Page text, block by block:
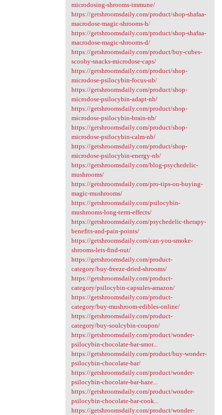
microdosing-shrooms-immune/
https://getshroomsdaily.com/product/shop-shafaa-
macrodose-magic-shrooms-h/
https://getshroomsdaily.com/product/shop-shafaa-
macrodose-magic-shrooms-d/
https://getshroomsdaily.com/product/buy-cubes-
scooby-snacks-microdose-caps/
https://getshroomsdaily.com/product/shop-
microdose-psilocybin-focus-nb/
https://getshroomsdaily.com/product/shop-
microdose-psilocybin-adapt-nb/
https://getshroomsdaily.com/product/shop-
microdose-psilocybin-brain-nb/
https://getshroomsdaily.com/product/shop-
microdose-psilocybin-calm-nb/
https://getshroomsdaily.com/product/shop-
microdose-psilocybin-energy-nb/
https://getshroomsdaily.com/blog-psychedelic-
mushrooms/
https://getshroomsdaily.com/pro-tips-on-buying-
magic-mushrooms/
https://getshroomsdaily.com/psilocybin-
mushrooms-long-term-effects/
https://getshroomsdaily.com/psychedelic-therapy-
benefits-and-pain-points/
https://getshroomsdaily.com/can-you-smoke-
shrooms-lets-find-out/
https://getshroomsdaily.com/product-
category/buy-freeze-dried-shrooms/
https://getshroomsdaily.com/product-
category/psilocybin-capsules-amazon/
https://getshroomsdaily.com/product-
category/buy-mushroom-edibles-online/
https://getshroomsdaily.com/product-
category/buy-soulcybin-coupon/
https://getshroomsdaily.com/product/wonder-
psilocybin-chocolate-bar-smor...
https://getshroomsdaily.com/product/buy-wonder-
psilocybin-chocolate-bar/
https://getshroomsdaily.com/product/wonder-
psilocybin-chocolate-bar-haze...
https://getshroomsdaily.com/product/wonder-
psilocybin-chocolate-bar-cook...
https://getshroomsdaily.com/product/wonder-